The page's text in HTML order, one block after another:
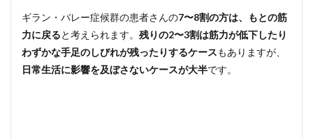
ギラン・バレー症候群の患者さんの7〜8割の方は、もとの筋
力に戻ると考えられます。 残りの2〜3割は筋力が低下したり
わずかな手足のしびれが残ったりするケースもありますが、
日常生活に影響を及ぼさないケースが大半です。